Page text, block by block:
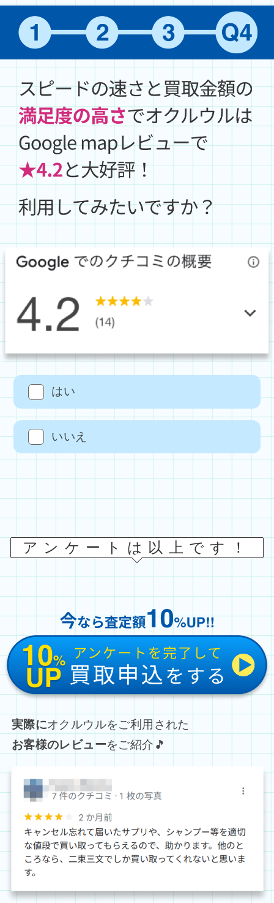
はい
いいえ
アンケートは以上です！
実際にオクルウルをご利用された
お客様のレビューをご紹介🎵